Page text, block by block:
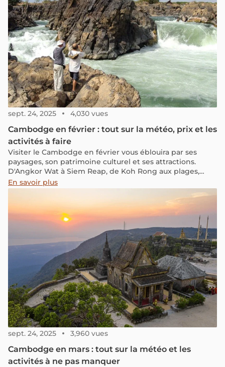
sept. 24, 2025 4,030 vues
Cambodge en février : tout sur la météo, prix et les
activités à faire
Visiter le Cambodge en février vous éblouira par ses
paysages, son patrimoine culturel et ses attractions.
D'Angkor Wat à Siem Reap, de Koh Rong aux plages,
l'expérience de la saison est riche et variée
En savoir plus
sept. 24, 2025 3,960 vues
Cambodge en mars : tout sur la météo et les
activités à ne pas manquer